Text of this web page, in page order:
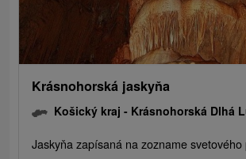
Krásnohorská jaskyňa
Košický kraj - Krásnohorská Dlhá
Jaskyňa zapísaná na zozname